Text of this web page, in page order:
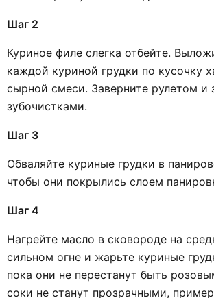
Шаг 2
Куриное филе слегка отбейте.
каждой куриной грудки по кусочку
сырной смеси. Заверните рулетом и
зубочистками.
Шаг 3
Обваляйте куриные грудки в
чтобы они покрылись слоем
Шаг 4
Нагрейте масло в сковороде на
сильном огне и жарьте куриные
пока они не перестанут быть
соки не станут прозрачными,